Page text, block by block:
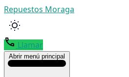
Repuestos Moraga
Llamar
Abrir menú principal